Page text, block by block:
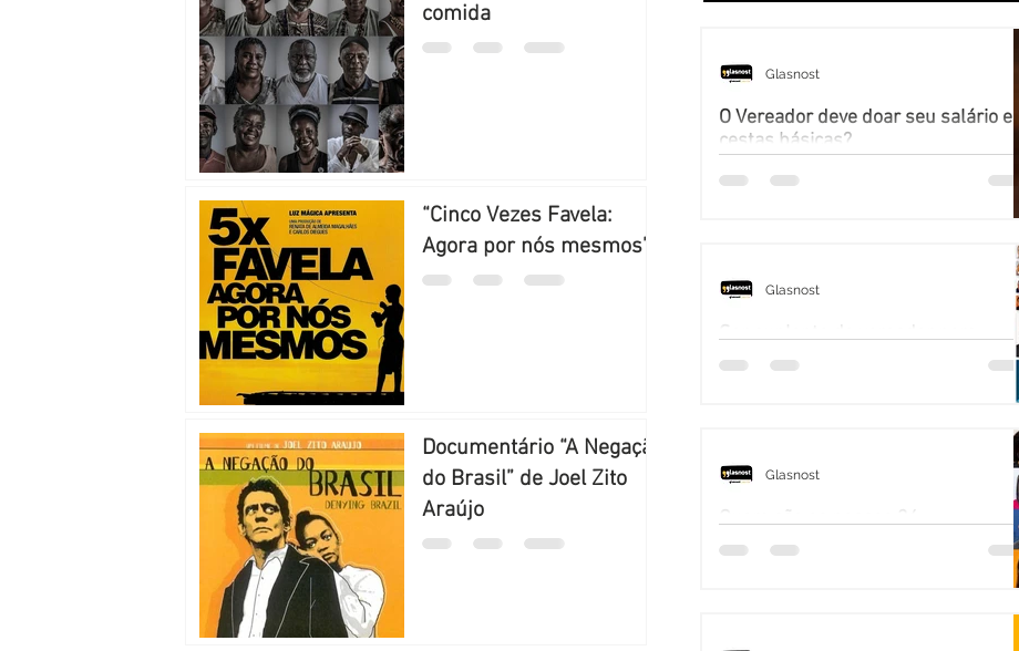
comida
“Cinco Vezes Favela:
Agora por nós mesmos”
Documentário “A Negação
do Brasil” de Joel Zito
Araújo
O Vereador deve doar seu salário em
cestas básicas?
Glasnost
Ser suplente de vereador nem
sempre é ruim
Glasnost
Quem são os nossos 36
representantes em Porto Alegre?
Glasnost